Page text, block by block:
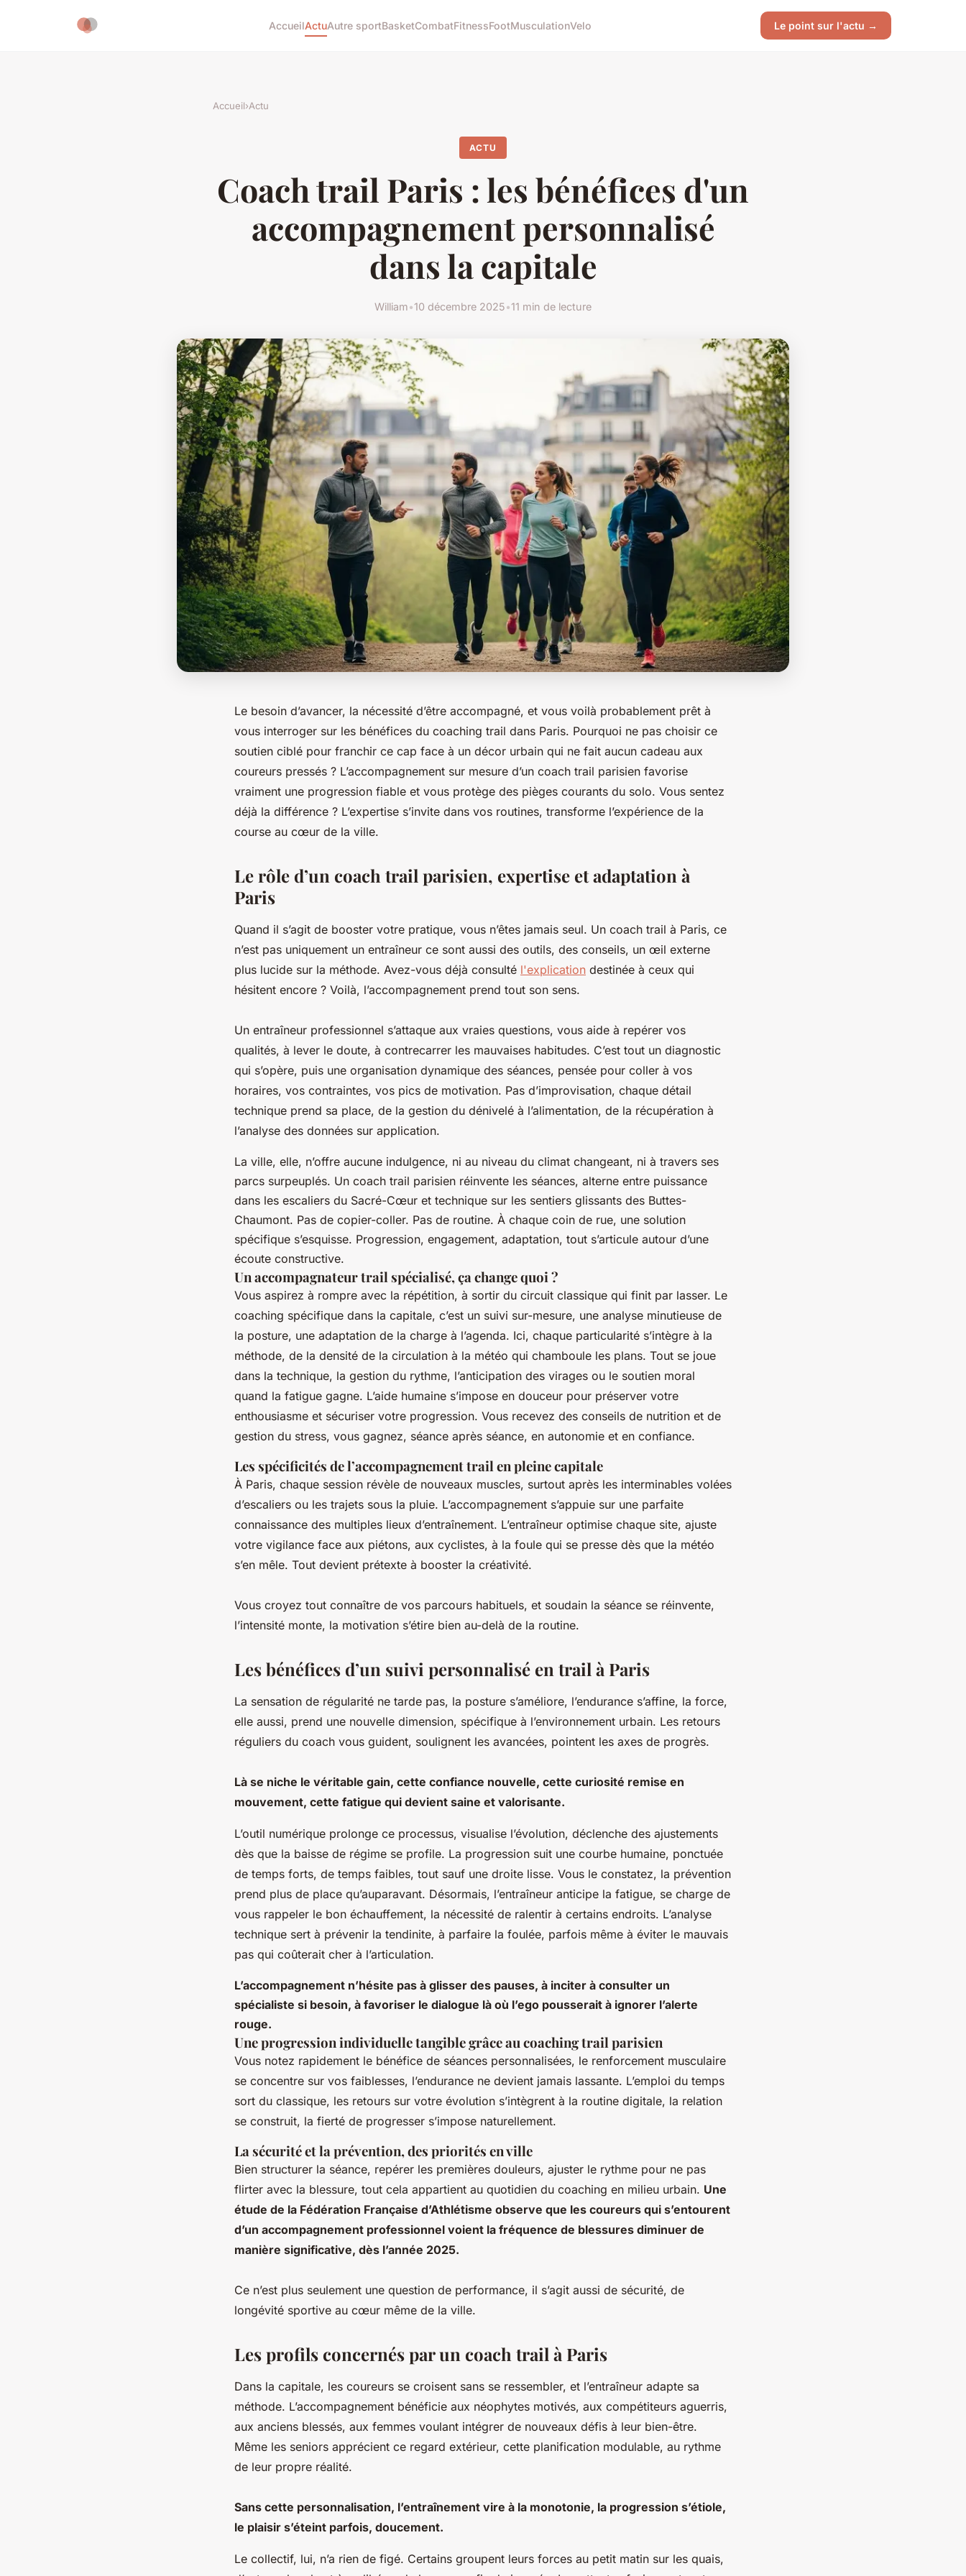
AccueilActuAutre sportBasketCombatFitnessFootMusculationVelo Le point sur l'actu →
Accueil›Actu
ACTU
Coach trail Paris : les bénéfices d'un
accompagnement personnalisé
dans la capitale
William•10 décembre 2025•11 min de lecture
Le besoin d’avancer, la nécessité d’être accompagné, et vous voilà probablement prêt à
vous interroger sur les bénéfices du coaching trail dans Paris. Pourquoi ne pas choisir ce
soutien ciblé pour franchir ce cap face à un décor urbain qui ne fait aucun cadeau aux
coureurs pressés ? L’accompagnement sur mesure d’un coach trail parisien favorise
vraiment une progression fiable et vous protège des pièges courants du solo. Vous sentez
déjà la différence ? L’expertise s’invite dans vos routines, transforme l’expérience de la
course au cœur de la ville.
Le rôle d’un coach trail parisien, expertise et adaptation à
Paris
Quand il s’agit de booster votre pratique, vous n’êtes jamais seul. Un coach trail à Paris, ce
n’est pas uniquement un entraîneur ce sont aussi des outils, des conseils, un œil externe
plus lucide sur la méthode. Avez-vous déjà consulté l'explication destinée à ceux qui
hésitent encore ? Voilà, l’accompagnement prend tout son sens.
Un entraîneur professionnel s’attaque aux vraies questions, vous aide à repérer vos
qualités, à lever le doute, à contrecarrer les mauvaises habitudes. C’est tout un diagnostic
qui s’opère, puis une organisation dynamique des séances, pensée pour coller à vos
horaires, vos contraintes, vos pics de motivation. Pas d’improvisation, chaque détail
technique prend sa place, de la gestion du dénivelé à l’alimentation, de la récupération à
l’analyse des données sur application.
La ville, elle, n’offre aucune indulgence, ni au niveau du climat changeant, ni à travers ses
parcs surpeuplés. Un coach trail parisien réinvente les séances, alterne entre puissance
dans les escaliers du Sacré-Cœur et technique sur les sentiers glissants des Buttes-
Chaumont. Pas de copier-coller. Pas de routine. À chaque coin de rue, une solution
spécifique s’esquisse. Progression, engagement, adaptation, tout s’articule autour d’une
écoute constructive.
Un accompagnateur trail spécialisé, ça change quoi ?
Vous aspirez à rompre avec la répétition, à sortir du circuit classique qui finit par lasser. Le
coaching spécifique dans la capitale, c’est un suivi sur-mesure, une analyse minutieuse de
la posture, une adaptation de la charge à l’agenda. Ici, chaque particularité s’intègre à la
méthode, de la densité de la circulation à la météo qui chamboule les plans. Tout se joue
dans la technique, la gestion du rythme, l’anticipation des virages ou le soutien moral
quand la fatigue gagne. L’aide humaine s’impose en douceur pour préserver votre
enthousiasme et sécuriser votre progression. Vous recevez des conseils de nutrition et de
gestion du stress, vous gagnez, séance après séance, en autonomie et en confiance.
Les spécificités de l’accompagnement trail en pleine capitale
À Paris, chaque session révèle de nouveaux muscles, surtout après les interminables volées
d’escaliers ou les trajets sous la pluie. L’accompagnement s’appuie sur une parfaite
connaissance des multiples lieux d’entraînement. L’entraîneur optimise chaque site, ajuste
votre vigilance face aux piétons, aux cyclistes, à la foule qui se presse dès que la météo
s’en mêle. Tout devient prétexte à booster la créativité.
Vous croyez tout connaître de vos parcours habituels, et soudain la séance se réinvente,
l’intensité monte, la motivation s’étire bien au-delà de la routine.
Les bénéfices d’un suivi personnalisé en trail à Paris
La sensation de régularité ne tarde pas, la posture s’améliore, l’endurance s’affine, la force,
elle aussi, prend une nouvelle dimension, spécifique à l’environnement urbain. Les retours
réguliers du coach vous guident, soulignent les avancées, pointent les axes de progrès.
Là se niche le véritable gain, cette confiance nouvelle, cette curiosité remise en
mouvement, cette fatigue qui devient saine et valorisante.
L’outil numérique prolonge ce processus, visualise l’évolution, déclenche des ajustements
dès que la baisse de régime se profile. La progression suit une courbe humaine, ponctuée
de temps forts, de temps faibles, tout sauf une droite lisse. Vous le constatez, la prévention
prend plus de place qu’auparavant. Désormais, l’entraîneur anticipe la fatigue, se charge de
vous rappeler le bon échauffement, la nécessité de ralentir à certains endroits. L’analyse
technique sert à prévenir la tendinite, à parfaire la foulée, parfois même à éviter le mauvais
pas qui coûterait cher à l’articulation.
L’accompagnement n’hésite pas à glisser des pauses, à inciter à consulter un
spécialiste si besoin, à favoriser le dialogue là où l’ego pousserait à ignorer l’alerte
rouge.
Une progression individuelle tangible grâce au coaching trail parisien
Vous notez rapidement le bénéfice de séances personnalisées, le renforcement musculaire
se concentre sur vos faiblesses, l’endurance ne devient jamais lassante. L’emploi du temps
sort du classique, les retours sur votre évolution s’intègrent à la routine digitale, la relation
se construit, la fierté de progresser s’impose naturellement.
La sécurité et la prévention, des priorités en ville
Bien structurer la séance, repérer les premières douleurs, ajuster le rythme pour ne pas
flirter avec la blessure, tout cela appartient au quotidien du coaching en milieu urbain. Une
étude de la Fédération Française d’Athlétisme observe que les coureurs qui s’entourent
d’un accompagnement professionnel voient la fréquence de blessures diminuer de
manière significative, dès l’année 2025.
Ce n’est plus seulement une question de performance, il s’agit aussi de sécurité, de
longévité sportive au cœur même de la ville.
Les profils concernés par un coach trail à Paris
Dans la capitale, les coureurs se croisent sans se ressembler, et l’entraîneur adapte sa
méthode. L’accompagnement bénéficie aux néophytes motivés, aux compétiteurs aguerris,
aux anciens blessés, aux femmes voulant intégrer de nouveaux défis à leur bien-être.
Même les seniors apprécient ce regard extérieur, cette planification modulable, au rythme
de leur propre réalité.
Sans cette personnalisation, l’entraînement vire à la monotonie, la progression s’étiole,
le plaisir s’éteint parfois, doucement.
Le collectif, lui, n’a rien de figé. Certains groupent leurs forces au petit matin sur les quais,